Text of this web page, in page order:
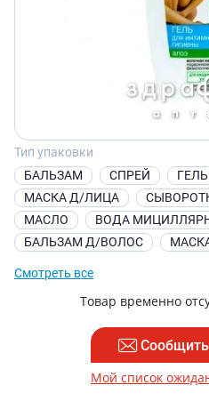
Тип упаковки
БАЛЬЗАМ
СПРЕЙ ГЕЛЬ
МАСКА Д/ЛИЦА
МАСЛО
ВОДА
БАЛЬЗАМ Д/ВОЛОС
Смотреть все
Товар временно
Мой список